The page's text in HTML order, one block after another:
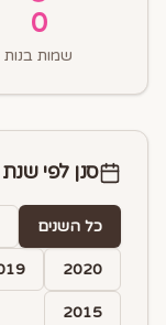
0
שמות בנות
סנן לפי
כל השנים
2020
2015